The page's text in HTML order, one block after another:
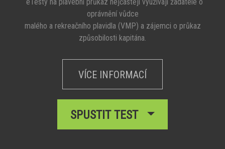
oprávnění vůdce
malého a rekreačního plavidla (VMP) a zájemci o průkaz
způsobilosti kapitána.
VÍCE INFORMACÍ
SPUSTIT TEST